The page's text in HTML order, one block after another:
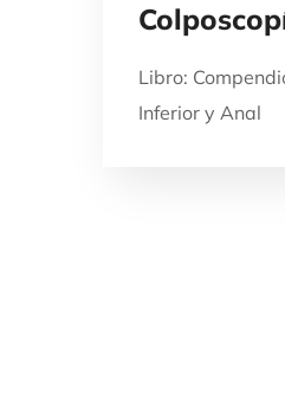
Libro:
Inferior y Anal